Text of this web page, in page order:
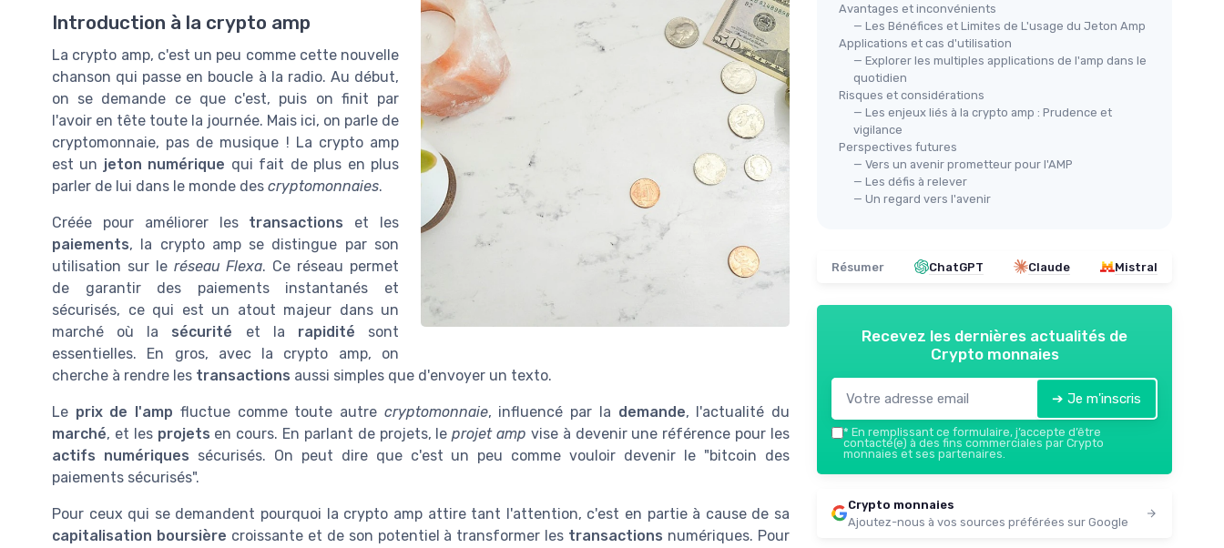
Introduction à la crypto amp
La crypto amp, c'est un peu comme cette nouvelle
chanson qui passe en boucle à la radio. Au début,
on se demande ce que c'est, puis on finit par
l'avoir en tête toute la journée. Mais ici, on parle de
cryptomonnaie, pas de musique ! La crypto amp
est un jeton numérique qui fait de plus en plus
parler de lui dans le monde des cryptomonnaies.
Créée pour améliorer les transactions et les
paiements, la crypto amp se distingue par son
utilisation sur le réseau Flexa. Ce réseau permet
de garantir des paiements instantanés et
sécurisés, ce qui est un atout majeur dans un
marché où la sécurité et la rapidité sont
essentielles. En gros, avec la crypto amp, on
cherche à rendre les transactions aussi simples que d'envoyer un texto.
Le prix de l'amp fluctue comme toute autre cryptomonnaie, influencé par la demande, l'actualité du
marché, et les projets en cours. En parlant de projets, leprojet amp vise à devenir une référence pour les
actifs numériques sécurisés. On peut dire que c'est un peu comme vouloir devenir le "bitcoin des
paiements sécurisés".
Pour ceux qui se demandent pourquoi la crypto amp attire tant l'attention, c'est en partie à cause de sa
capitalisation boursière croissante et de son potentiel à transformer les transactions numériques. Pour
Avantages et inconvénients
— Les Bénéfices et Limites de L'usage du Jeton Amp
Applications et cas d'utilisation
— Explorer les multiples applications de l'amp dans le
quotidien
Risques et considérations
— Les enjeux liés à la crypto amp : Prudence et
vigilance
Perspectives futures
— Vers un avenir prometteur pour l'AMP
— Les défis à relever
— Un regard vers l'avenir
Résumer ChatGPT Claude Mistral
Recevez les dernières actualités de
Crypto monnaies
➔ Je m'inscris
* En remplissant ce formulaire, j’accepte d’être
contacté(e) à des fins commerciales par Crypto
monnaies et ses partenaires.
Crypto monnaies
Ajoutez-nous à vos sources préférées sur Google